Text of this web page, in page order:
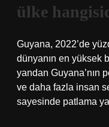
ülke
Guyana, 2022’de
dünyanın en yüksek
yandan Guyana’nın
ve daha fazla insan
sayesinde patlama